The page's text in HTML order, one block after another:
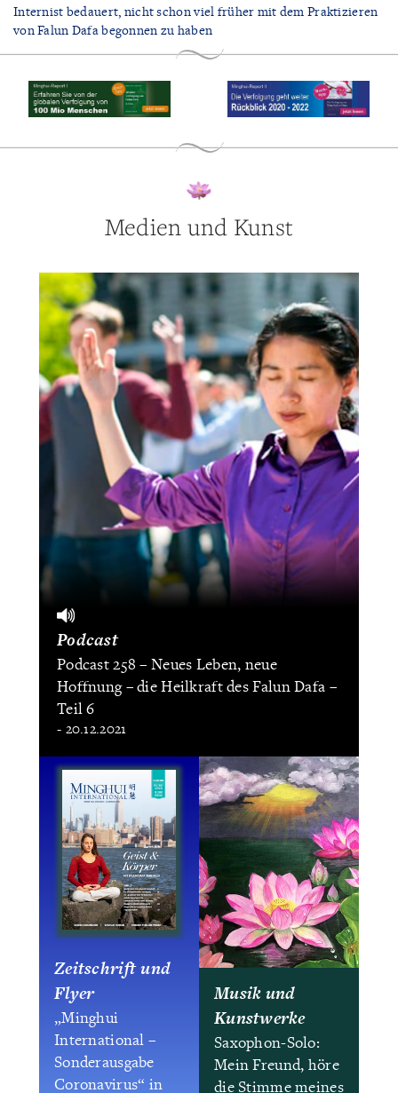
Internist bedauert, nicht schon viel früher mit dem Praktizieren
von Falun Dafa begonnen zu haben
Medien und Kunst
Podcast
Podcast 258 – Neues Leben, neue
Hoffnung – die Heilkraft des Falun Dafa –
Teil 6
- 20.12.2021
Zeitschrift und
Flyer
„Minghui
International –
Sonderausgabe
Coronavirus“ in
Musik und
Kunstwerke
Saxophon-Solo:
Mein Freund, höre
die Stimme meines